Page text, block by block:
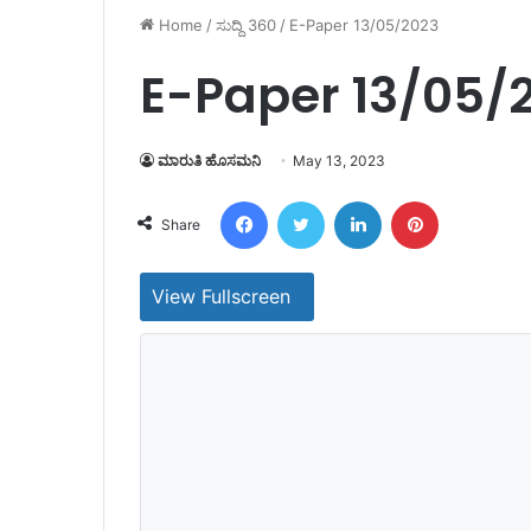
Home /ಸುದ್ದಿ 360 / E-Paper 13/05/2023
E-Paper 13/05/
ಮಾರುತಿ ಹೊಸಮನಿ May 13, 2023
Share
FacebookTwitter LinkedIn
View Fullscreen